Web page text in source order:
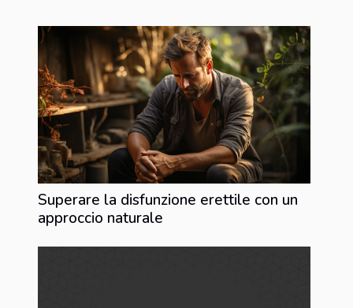
Superare la disfunzione erettile con un
approccio naturale